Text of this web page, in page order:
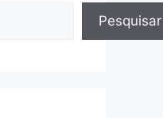
Pesquisar